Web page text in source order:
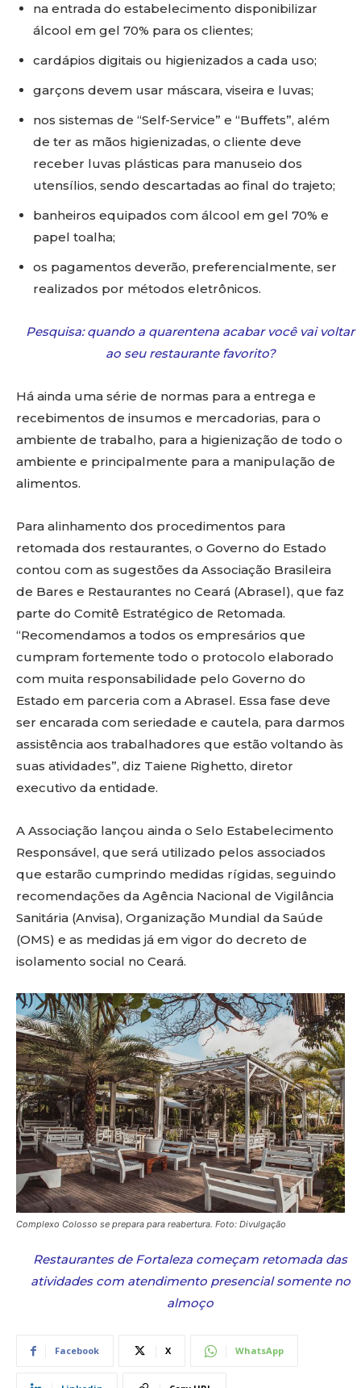
na entrada do estabelecimento disponibilizar
álcool em gel 70% para os clientes;
cardápios digitais ou higienizados a cada uso;
garçons devem usar máscara, viseira e luvas;
nos sistemas de “Self-Service” e “Buffets”, além
de ter as mãos higienizadas, o cliente deve
receber luvas plásticas para manuseio dos
utensílios, sendo descartadas ao final do trajeto;
banheiros equipados com álcool em gel 70% e
papel toalha;
os pagamentos deverão, preferencialmente, ser
realizados por métodos eletrônicos.
Pesquisa: quando a quarentena acabar você vai voltar
ao seu restaurante favorito?
Há ainda uma série de normas para a entrega e
recebimentos de insumos e mercadorias, para o
ambiente de trabalho, para a higienização de todo o
ambiente e principalmente para a manipulação de
alimentos.
Para alinhamento dos procedimentos para
retomada dos restaurantes, o Governo do Estado
contou com as sugestões da Associação Brasileira
de Bares e Restaurantes no Ceará (Abrasel), que faz
parte do Comitê Estratégico de Retomada.
“Recomendamos a todos os empresários que
cumpram fortemente todo o protocolo elaborado
com muita responsabilidade pelo Governo do
Estado em parceria com a Abrasel. Essa fase deve
ser encarada com seriedade e cautela, para darmos
assistência aos trabalhadores que estão voltando às
suas atividades”, diz Taiene Righetto, diretor
executivo da entidade.
A Associação lançou ainda o Selo Estabelecimento
Responsável, que será utilizado pelos associados
que estarão cumprindo medidas rígidas, seguindo
recomendações da Agência Nacional de Vigilância
Sanitária (Anvisa), Organização Mundial da Saúde
(OMS) e as medidas já em vigor do decreto de
isolamento social no Ceará.
Complexo Colosso se prepara para reabertura. Foto: Divulgação
Restaurantes de Fortaleza começam retomada das
atividades com atendimento presencial somente no
almoço
Facebook X WhatsApp